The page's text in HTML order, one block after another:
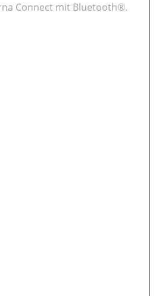
Connect mit Bluetooth®.